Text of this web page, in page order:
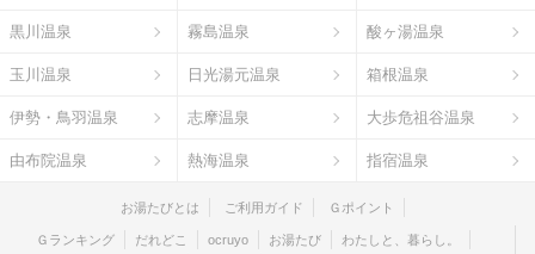
黒川温泉 霧島温泉 酸ヶ湯温泉
玉川温泉 日光湯元温泉 箱根温泉
伊勢・鳥羽温泉 志摩温泉 大歩危祖谷温泉
由布院温泉 熱海温泉 指宿温泉
お湯たびとは ご利用ガイド Ｇポイント
Ｇランキング だれどこ ocruyo お湯たび
わたしと、暮らし。